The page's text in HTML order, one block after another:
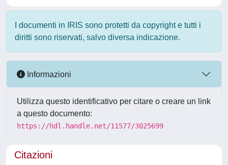
I documenti in IRIS sono protetti da copyright e tutti i
diritti sono riservati, salvo diversa indicazione.
Informazioni
Utilizza questo identificativo per citare o creare un link
a questo documento:
https://hdl.handle.net/11577/3025699
Citazioni